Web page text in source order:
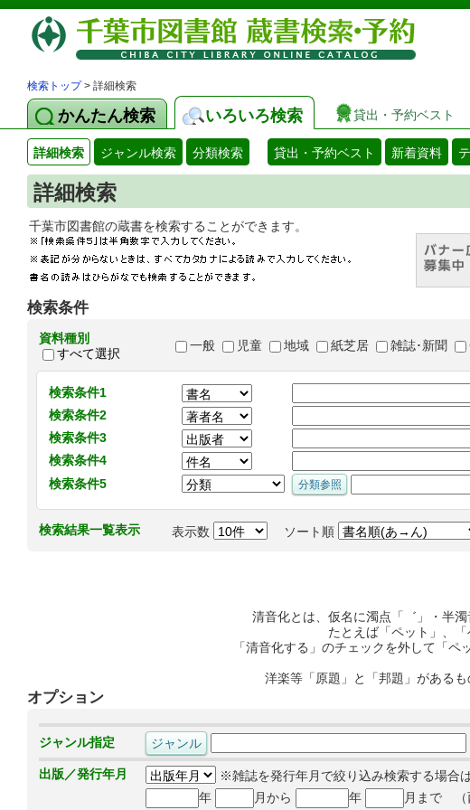
図書
検索トップ> 詳細検索
かんたん検索 いろいろ検索 貸出・予約ベスト
詳細検索 ジャンル検索 分類検索 貸出・予約ベスト 新着資料
詳細検索
千葉市図書館の蔵書を検索することができます。 広
検索条件
資料種別
すべて選択
一般 児童 地域 紙芝居 雑誌･新聞
検索条件1
検索条件2
検索条件3
検索条件4
検索条件5
検索結果一覧表示 表示数 ソート順
清音化とは、仮名に濁点「゛」・半
たとえば「ペット」、
「清音化する」のチェックを外して「
洋楽等「原題」と「邦題」がある
オプション
ジャンル指定
出版／発行年月
※雑誌を発行年月で絞り込み検索する場合
年
月から 年 月まで （